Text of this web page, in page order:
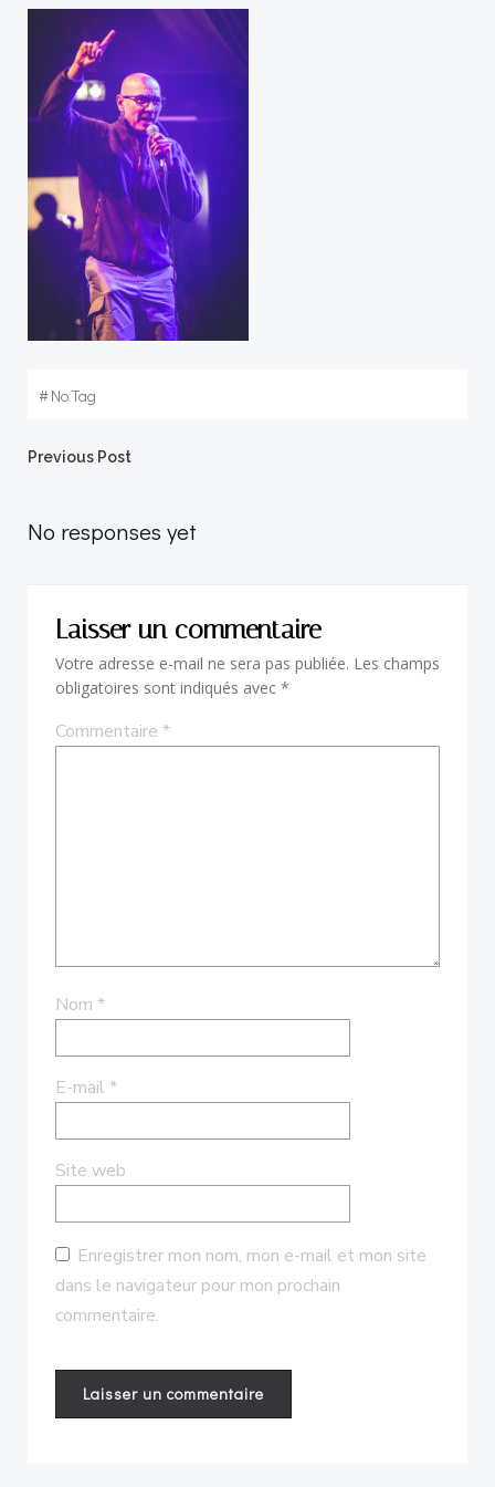
#No Tag
Post
navigation
Previous Post
No responses yet
Laisser un commentaire
Votre adresse e-mail ne sera pas publiée. Les champs
obligatoires sont indiqués avec *
Commentaire *
Nom *
E-mail *
Site web
Enregistrer mon nom, mon e-mail et mon site
dans le navigateur pour mon prochain
commentaire.